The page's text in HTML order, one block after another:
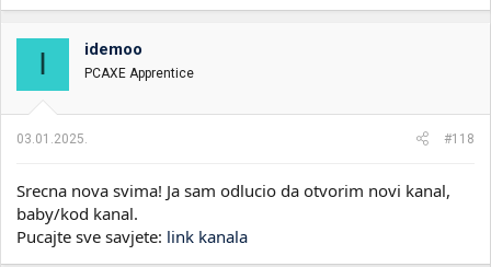
o
n
:
I idemoo
PCAXE Apprentice
03.01.2025. #118
Srecna nova svima! Ja sam odlucio da otvorim novi kanal,
baby/kod kanal.
Pucajte sve savjete: link kanala